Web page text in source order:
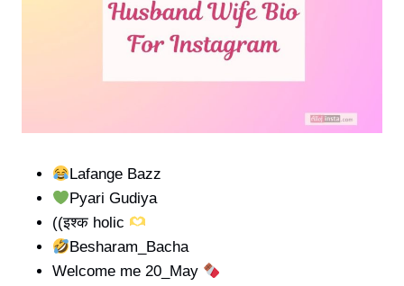
Lafange Bazz
Pyari Gudiya
((इश्क holic
Besharam_Bacha
Welcome me 20_May